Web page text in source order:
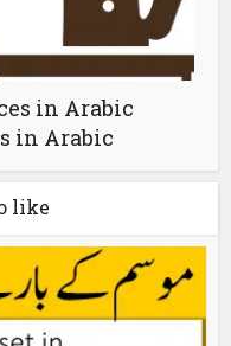
in Arabic
in Arabic
like